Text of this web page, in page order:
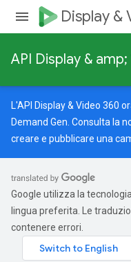
Display &
API Display &
L'API Display & Video 360
Demand Gen. Consulta la
creare e pubblicare una
Google utilizza la
lingua preferita. Le
contenere errori.